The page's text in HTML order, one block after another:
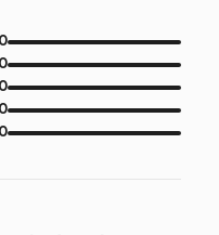
od
5
od
5
od
5
od
5
od